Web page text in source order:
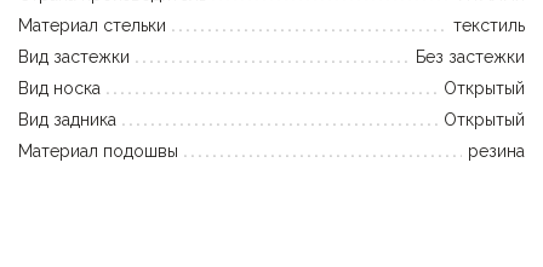
Материал стельки
текстиль
Вид застежки
Без застежки
Вид носка
Открытый
Вид задника
Открытый
Материал подошвы
резина